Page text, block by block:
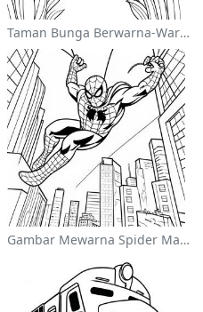
Taman Bunga Berwarna-Warni Halaman Mewarna
Gambar Mewarna Spider Man Melompat Melalui Bandar